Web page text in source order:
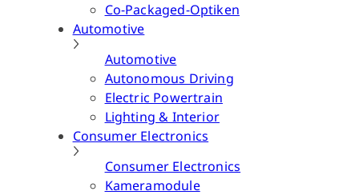
Co-Packaged-Optiken
Automotive
Automotive
Autonomous Driving
Electric Powertrain
Lighting & Interior
Consumer Electronics
Consumer Electronics
Kameramodule